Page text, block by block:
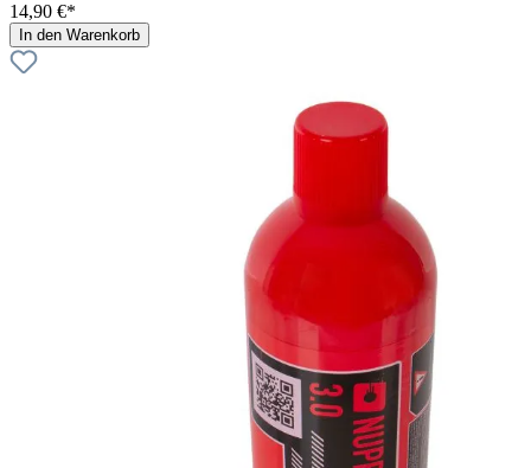
14,90 €*
In den Warenkorb